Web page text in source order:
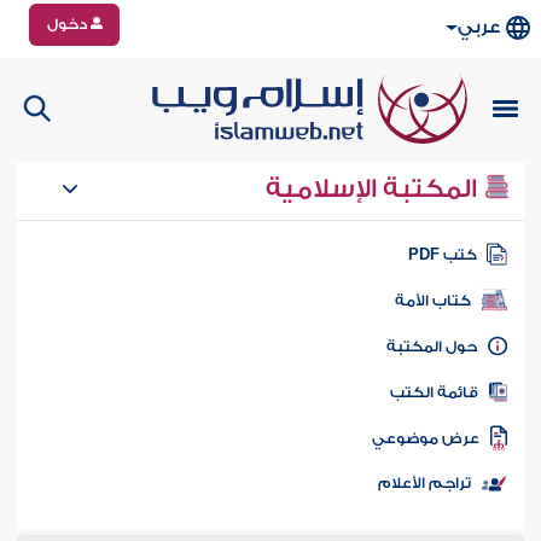
عربي دخول
المكتبة الإسلامية
كتب PDF
كتاب الأمة
المكتبة
الكتب
موضوعي